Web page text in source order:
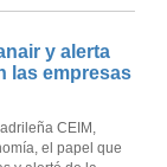
y alerta
las empresas
CEIM,
el papel que